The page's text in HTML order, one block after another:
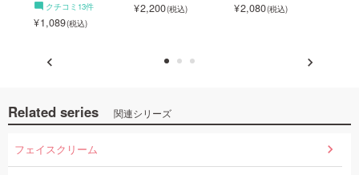
クチコミ13件
1,089
2,200 2,080
Related series 関連シリーズ
フェイスクリーム